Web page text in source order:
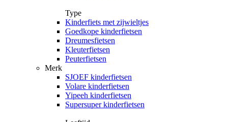
Type
Kinderfiets met zijwieltjes
Goedkope kinderfietsen
Dreumesfietsen
Kleuterfietsen
Peuterfietsen
Merk
SJOEF kinderfietsen
Volare kinderfietsen
Yipeeh kinderfietsen
Supersuper kinderfietsen